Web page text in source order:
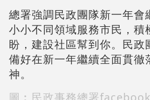
總署強調民政團隊新一年會
小小不同領域服務市民，積
盼，建設社區幫到你。民
備好在新一年繼續全面貫徹
神。
圖︰民政事務總署facebook